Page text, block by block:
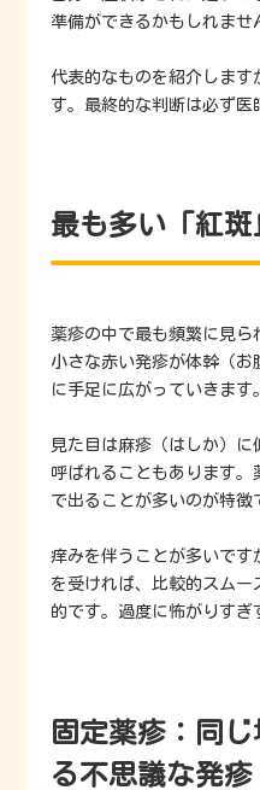
準備ができるかもしれませ
代表的なものを紹介しま
す。最終的な判断は必ず医
最も多い「紅
薬疹の中で最も頻繁に見ら
小さな赤い発疹が体幹（お
に手足に広がっていきます
見た目は麻疹（はしか）
呼ばれることもあります。
で出ることが多いのが特徴
痒みを伴うことが多いで
を受ければ、比較的スム
的です。過度に怖がりすぎ
固定薬疹：同
る不思議な発疹